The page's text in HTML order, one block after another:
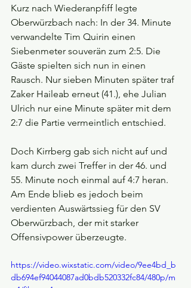
Kurz nach Wiederanpfiff legte
Oberwürzbach nach: In der 34. Minute
verwandelte Tim Quirin einen
Siebenmeter souverän zum 2:5. Die
Gäste spielten sich nun in einen
Rausch. Nur sieben Minuten später traf
Zaker Haileab erneut (41.), ehe Julian
Ulrich nur eine Minute später mit dem
2:7 die Partie vermeintlich entschied.
Doch Kirrberg gab sich nicht auf und
kam durch zwei Treffer in der 46. und
55. Minute noch einmal auf 4:7 heran.
Am Ende blieb es jedoch beim
verdienten Auswärtssieg für den SV
Oberwürzbach, der mit starker
Offensivpower überzeugte.
https://video.wixstatic.com/video/9ee4bd_b
db694ef94044087ad0bdb520332fc84/480p/m